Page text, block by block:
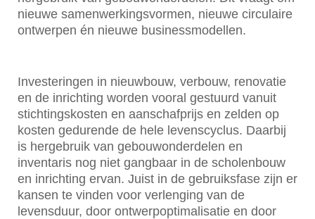
nieuwe samenwerkingsvormen, nieuwe circulaire
ontwerpen én nieuwe businessmodellen.
Investeringen in nieuwbouw, verbouw, renovatie
en de inrichting worden vooral gestuurd vanuit
stichtingskosten en aanschafprijs en zelden op
kosten gedurende de hele levenscyclus. Daarbij
is hergebruik van gebouwonderdelen en
inventaris nog niet gangbaar in de scholenbouw
en inrichting ervan. Juist in de gebruiksfase zijn er
kansen te vinden voor verlenging van de
levensduur, door ontwerpoptimalisatie en door